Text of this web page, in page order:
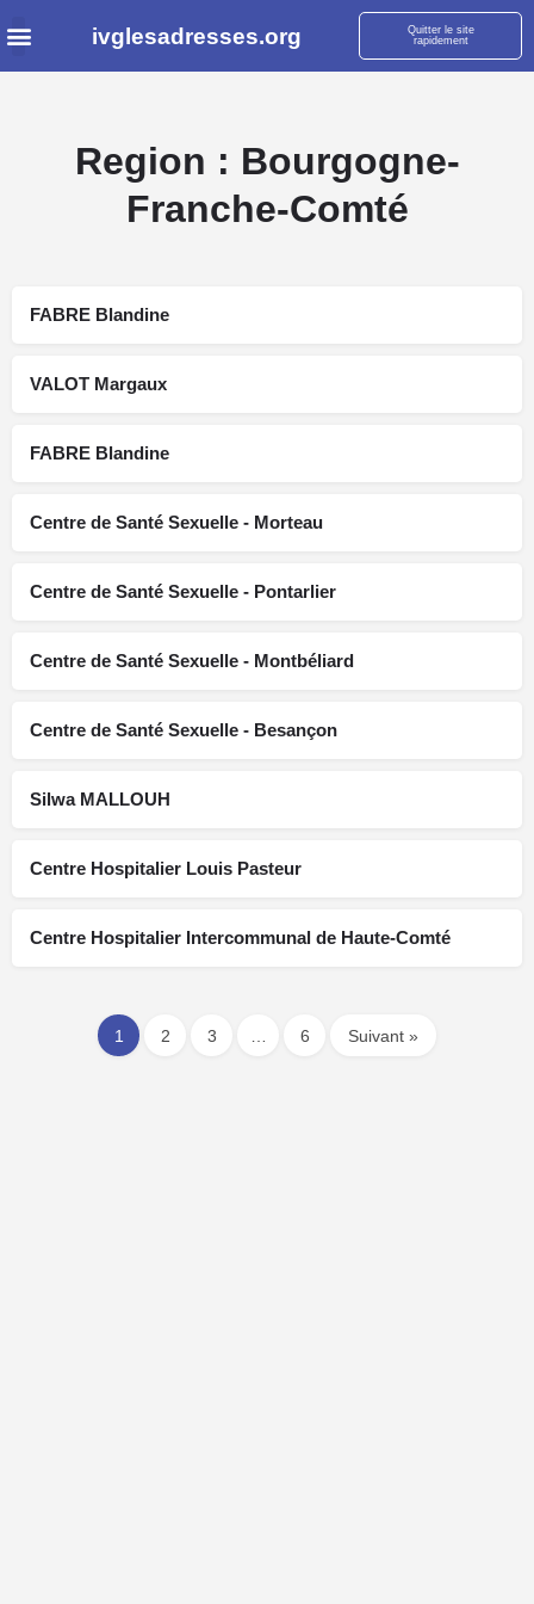
ivglesadresses.org
Quitter le site
rapidement
Region : Bourgogne-
Franche-Comté
FABRE Blandine
VALOT Margaux
FABRE Blandine
Centre de Santé Sexuelle - Morteau
Centre de Santé Sexuelle - Pontarlier
Centre de Santé Sexuelle - Montbéliard
Centre de Santé Sexuelle - Besançon
Silwa MALLOUH
Centre Hospitalier Louis Pasteur
Centre Hospitalier Intercommunal de Haute-Comté
1 2 3 6 Suivant »